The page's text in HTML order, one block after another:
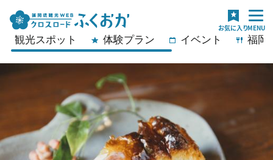
観光スポット 体験プラン イベント 福岡